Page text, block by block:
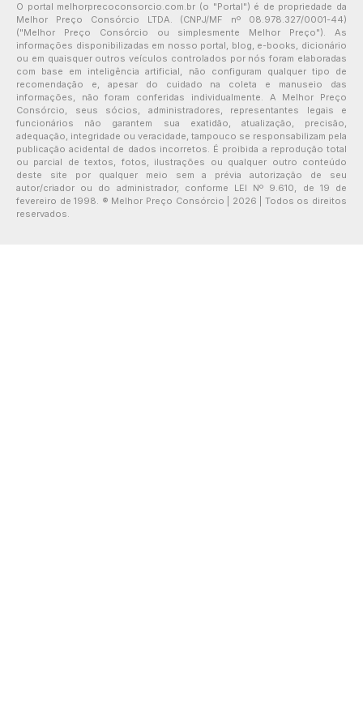
O portal melhorprecoconsorcio.com.br (o "Portal") é de propriedade da
Melhor Preço Consórcio LTDA. (CNPJ/MF nº 08.978.327/0001-44)
("Melhor Preço Consórcio ou simplesmente Melhor Preço"). As
informações disponibilizadas em nosso portal, blog, e-books, dicionário
ou em quaisquer outros veículos controlados por nós foram elaboradas
com base em inteligência artificial, não configuram qualquer tipo de
recomendação e, apesar do cuidado na coleta e manuseio das
informações, não foram conferidas individualmente. A Melhor Preço
Consórcio, seus sócios, administradores, representantes legais e
funcionários não garantem sua exatidão, atualização, precisão,
adequação, integridade ou veracidade, tampouco se responsabilizam pela
publicação acidental de dados incorretos. É proibida a reprodução total
ou parcial de textos, fotos, ilustrações ou qualquer outro conteúdo
deste site por qualquer meio sem a prévia autorização de seu
autor/criador ou do administrador, conforme LEI Nº 9.610, de 19 de
fevereiro de 1998. ® Melhor Preço Consórcio | 2026 | Todos os direitos
reservados.